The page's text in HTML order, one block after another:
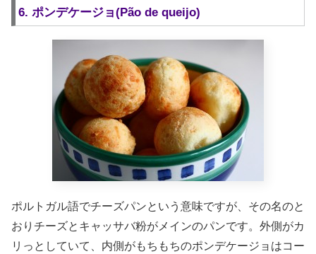
6. ポンデケージョ(Pão de queijo)
ポルトガル語でチーズパンという意味ですが、その名のと
おりチーズとキャッサバ粉がメインのパンです。外側がカ
リっとしていて、内側がもちもちのポンデケージョはコー